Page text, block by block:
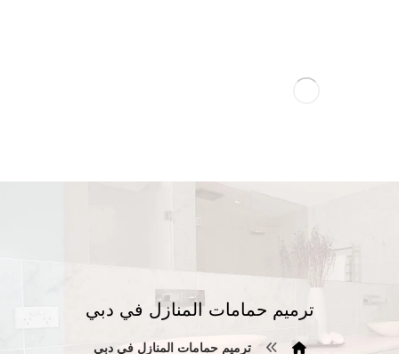
ترميم حمامات المنازل في دبي
ترميم حمامات المنازل في دبي